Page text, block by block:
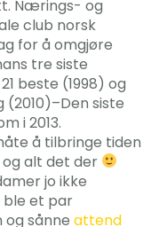
Nærings- og
club norsk
for å omgjøre
tre siste
beste (1998) og
(2010)–Den siste
i 2013.
å tilbringe tiden
alt det der
jo ikke
ble et par
sånne attend